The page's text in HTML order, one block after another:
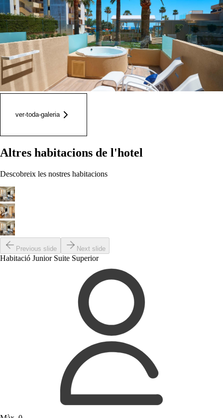
ver-toda-galeria
Altres habitacions de l'hotel
Descobreix les nostres habitacions
Previous slide Next slide
Habitació Junior Suite Superior